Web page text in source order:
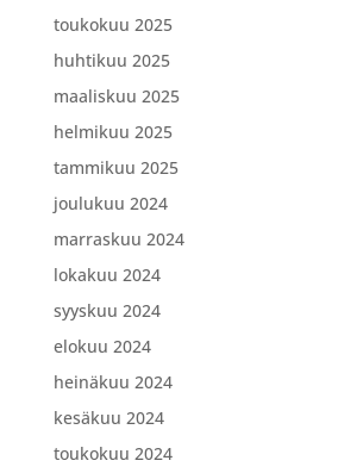
toukokuu 2025
huhtikuu 2025
maaliskuu 2025
helmikuu 2025
tammikuu 2025
joulukuu 2024
marraskuu 2024
lokakuu 2024
syyskuu 2024
elokuu 2024
heinäkuu 2024
kesäkuu 2024
toukokuu 2024